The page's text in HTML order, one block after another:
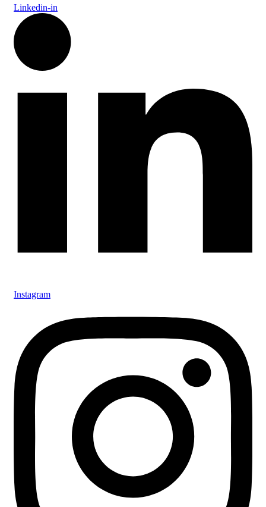
Linkedin-in
Instagram